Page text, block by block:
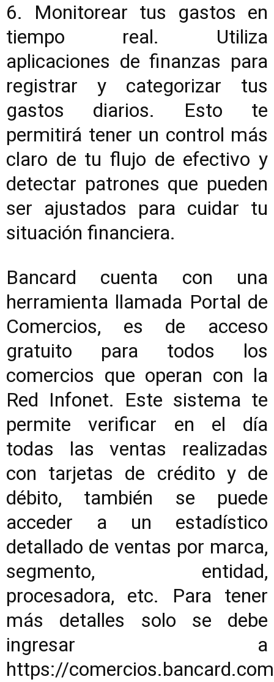
6. Monitorear tus gastos en
tiempo real. Utiliza
aplicaciones de finanzas para
registrar y categorizar tus
gastos diarios. Esto te
permitirá tener un control más
claro de tu flujo de efectivo y
detectar patrones que pueden
ser ajustados para cuidar tu
situación financiera.
Bancard cuenta con una
herramienta llamada Portal de
Comercios, es de acceso
gratuito para todos los
comercios que operan con la
Red Infonet. Este sistema te
permite verificar en el día
todas las ventas realizadas
con tarjetas de crédito y de
débito, también se puede
acceder a un estadístico
detallado de ventas por marca,
segmento, entidad,
procesadora, etc. Para tener
más detalles solo se debe
ingresar a
https://